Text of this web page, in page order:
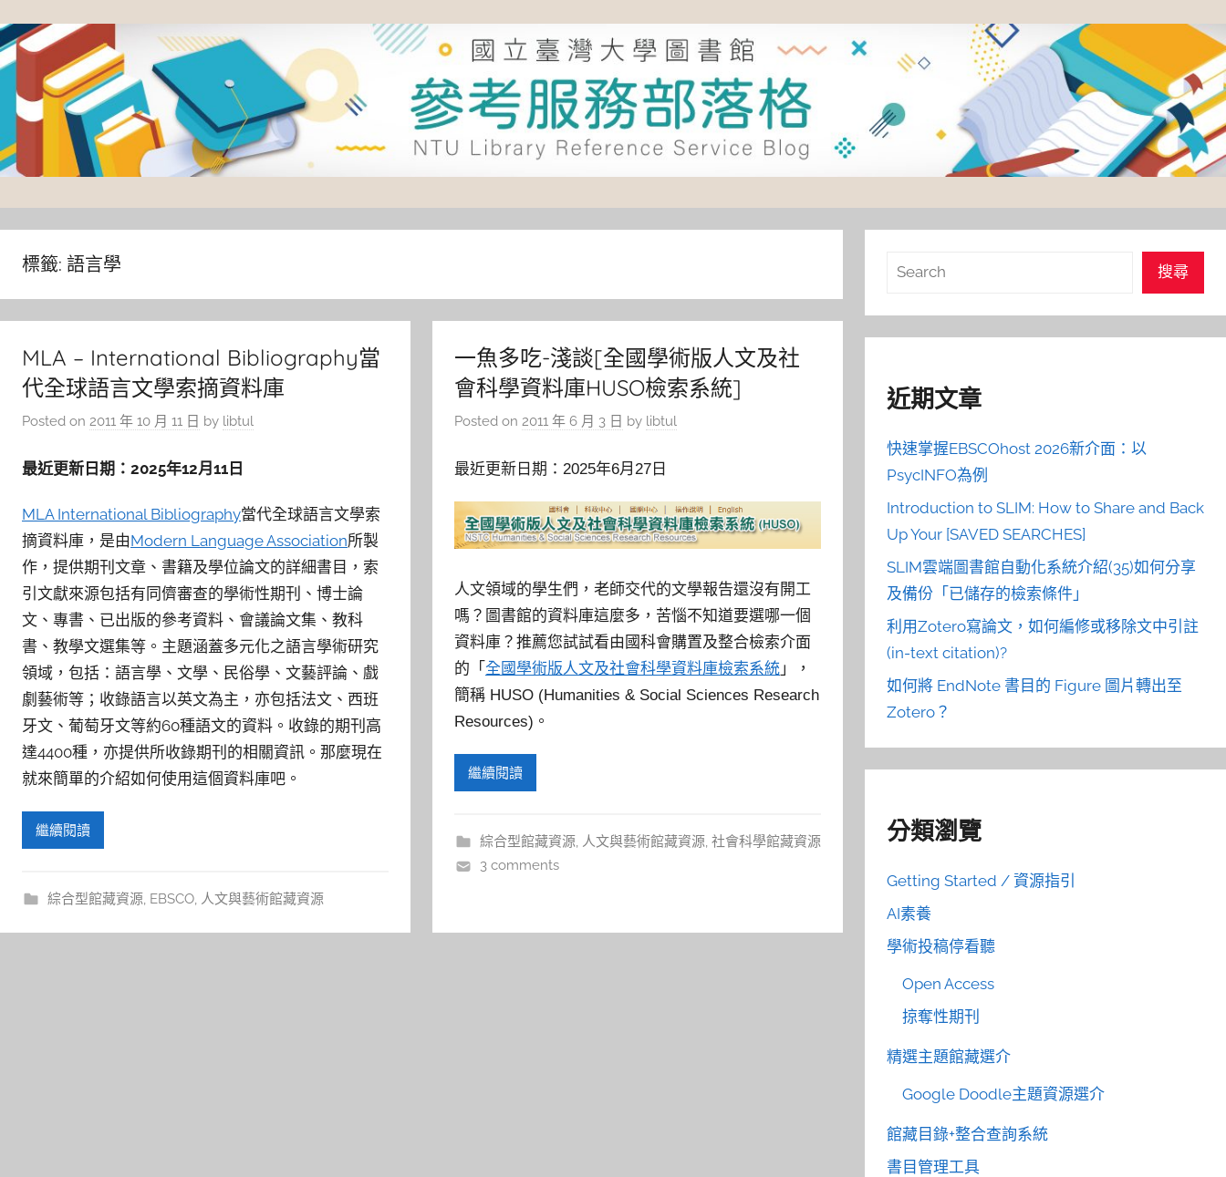
to
content
灣
圖
標籤: 語言學
MLA – International Bibliography當
代全球語言文學索摘資料庫
Posted on 2011 年 10 月 11 日 by libtul
最近更新日期：2025年12月11日
MLA International Bibliography當代全球語言文學索
摘資料庫，是由Modern Language Association所製
作，提供期刊文章、書籍及學位論文的詳細書目，索
引文獻來源包括有同儕審查的學術性期刊、博士論
文、專書、已出版的參考資料、會議論文集、教科
書、教學文選集等。主題涵蓋多元化之語言學術研究
領域，包括：語言學、文學、民俗學、文藝評論、戲
劇藝術等；收錄語言以英文為主，亦包括法文、西班
牙文、葡萄牙文等約60種語文的資料。收錄的期刊高
達4400種，亦提供所收錄期刊的相關資訊。那麼現在
就來簡單的介紹如何使用這個資料庫吧。
繼續閱讀
綜合型館藏資源, EBSCO, 人文與藝術館藏資源
一魚多吃-淺談[全國學術版人文及社
會科學資料庫HUSO檢索系統]
Posted on 2011 年 6 月 3 日 by libtul
最近更新日期：2025年6月27日
人文領域的學生們，老師交代的文學報告還沒有開工
嗎？圖書館的資料庫這麼多，苦惱不知道要選哪一個
資料庫？推薦您試試看由國科會購置及整合檢索介面
的「 全國學術版人文及社會科學資料庫檢索系統 」，
簡稱 HUSO (Humanities & Social Sciences Research
Resources)。
繼續閱讀
綜合型館藏資源, 人文與藝術館藏資源, 社會科學館藏資源
3 comments
搜
搜尋
近期文章
快速掌握EBSCOhost 2026新介面：以
PsycINFO為例
Introduction to SLIM: How to Share and Back
Up Your [SAVED SEARCHES]
SLIM雲端圖書館自動化系統介紹(35)如何分享
及備份「已儲存的檢索條件」
利用Zotero寫論文，如何編修或移除文中引註
(in-text citation)?
如何將 EndNote 書目的 Figure 圖片轉出至
Zotero？
分類瀏覽
Getting Started / 資源指引
AI素養
學術投稿停看聽
Open Access
掠奪性期刊
精選主題館藏選介
Google Doodle主題資源選介
館藏目錄+整合查詢系統
書目管理工具